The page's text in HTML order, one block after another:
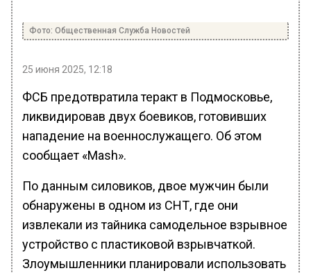
Фото: Общественная Служба Новостей
25 июня 2025, 12:18
ФСБ предотвратила теракт в Подмосковье,
ликвидировав двух боевиков, готовивших
нападение на военнослужащего. Об этом
сообщает «Mash».
По данным силовиков, двое мужчин были
обнаружены в одном из СНТ, где они
извлекали из тайника самодельное взрывное
устройство с пластиковой взрывчаткой.
Злоумышленники планировали использовать